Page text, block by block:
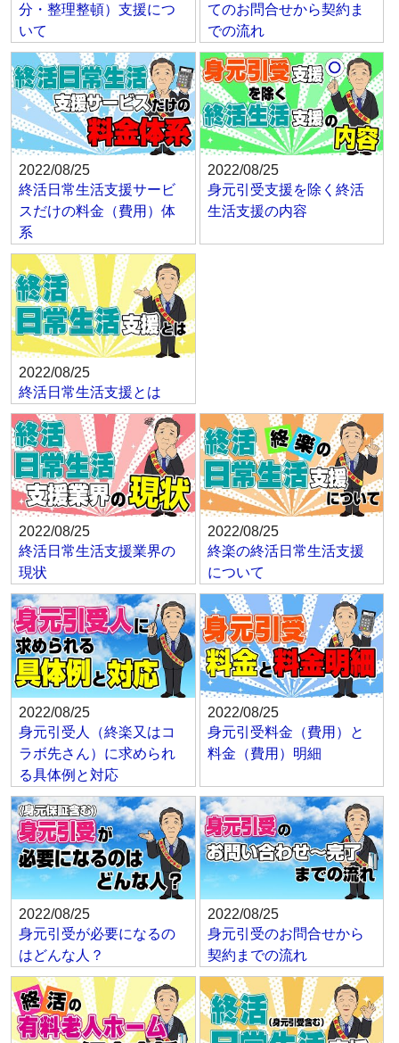
分・整理整頓）支援につ
いて
てのお問合せから契約ま
での流れ
2022/08/25
終活日常生活支援サービ
スだけの料金（費用）体
系
2022/08/25
身元引受支援を除く終活
生活支援の内容
2022/08/25
終活日常生活支援とは
2022/08/25
終活日常生活支援業界の
現状
2022/08/25
終楽の終活日常生活支援
について
2022/08/25
身元引受人（終楽又はコ
ラボ先さん）に求められ
る具体例と対応
2022/08/25
身元引受料金（費用）と
料金（費用）明細
2022/08/25
身元引受が必要になるの
はどんな人？
2022/08/25
身元引受のお問合せから
契約までの流れ